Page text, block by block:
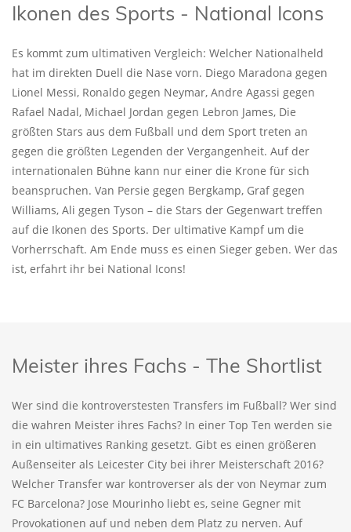
Ikonen des Sports - National Icons
Es kommt zum ultimativen Vergleich: Welcher Nationalheld
hat im direkten Duell die Nase vorn. Diego Maradona gegen
Lionel Messi, Ronaldo gegen Neymar, Andre Agassi gegen
Rafael Nadal, Michael Jordan gegen Lebron James, Die
größten Stars aus dem Fußball und dem Sport treten an
gegen die größten Legenden der Vergangenheit. Auf der
internationalen Bühne kann nur einer die Krone für sich
beanspruchen. Van Persie gegen Bergkamp, Graf gegen
Williams, Ali gegen Tyson – die Stars der Gegenwart treffen
auf die Ikonen des Sports. Der ultimative Kampf um die
Vorherrschaft. Am Ende muss es einen Sieger geben. Wer das
ist, erfahrt ihr bei National Icons!
Meister ihres Fachs - The Shortlist
Wer sind die kontroverstesten Transfers im Fußball? Wer sind
die wahren Meister ihres Fachs? In einer Top Ten werden sie
in ein ultimatives Ranking gesetzt. Gibt es einen größeren
Außenseiter als Leicester City bei ihrer Meisterschaft 2016?
Welcher Transfer war kontroverser als der von Neymar zum
FC Barcelona? Jose Mourinho liebt es, seine Gegner mit
Provokationen auf und neben dem Platz zu nerven. Auf